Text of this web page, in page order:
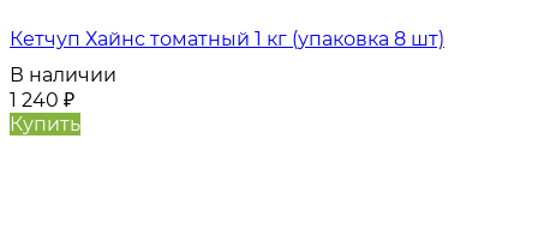
Кетчуп Хайнс томатный 1 кг (упаковка 8 шт)
В наличии
1 240 ₽
Купить